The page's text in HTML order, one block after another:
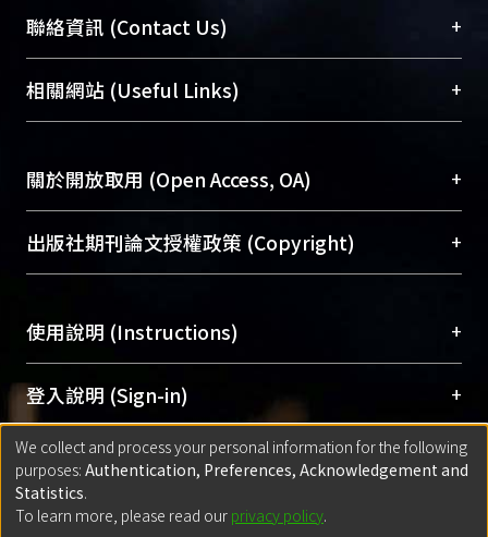
臺大位居世界頂尖大學之列，為永久珍藏及向國際
展現本校豐碩的研究成果及學術能量，圖書館整合
機構典藏（NTUR）與學術庫（AH）不同功能平
台，成為臺大學術典藏NTU scholars。期能整合研
成果。
To permanently archive and promote researcher
profiles and scholarly works, Library integrates the
services of “NTU Repository” with “Academic
聯絡資訊 (Contact Us) +
總館學科館員(Main Library)
醫學圖書館學科館員(Medical Library)
Sciences Library)
相關網站 (Useful Links) +
關於開放取用 (Open Access, OA) +
開放取用是從使用者角度提升資訊取用性的社會運
動，應用在學術研究上是透過將研究著作公開供使
用逐年攀升。同時可加速研究發展、提升研究影響
Archive）平台。 （點選深入了解OA）
出版社期刊論文授權政策 (Copyright) +
含部分內容的版權非匯入者所有，或由第三方贊
助與合作完成，請確認該版權所有者及第三方同
意提供此授權。
Please represent that the submission is your
original work, and that you have the right to
grant the rights to upload.
若欲上傳已出版的全文電子檔，可使用
使用說明 (Instructions) +
網站簡介(Quickstart Guide)
使用手冊(Instruction Manual)
線上預約服務(Booking Service)
登入說明 (Sign-in) +
方案一：臺灣大學計算機中心帳號登入
(With C&INC Email Account)
方案二：ORCID帳號登入(With ORCID)
匯入著作 (Submission) +
方案一：定期更新ORCID者，以ID匯入
We collect and process your personal information for the following
purposes: Authentication, Preferences, Acknowledgement and
Statistics.
To learn more, please read our privacy policy.